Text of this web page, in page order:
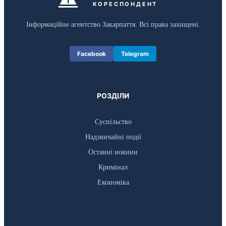
КОРЕСПОНДЕНТ
Інформаційне агентство Закарпаття. Всі права захищені.
Facebook Telegram
РОЗДІЛИ
Суспільство
Надзвичайні події
Останні новини
Кримінал
Економіка